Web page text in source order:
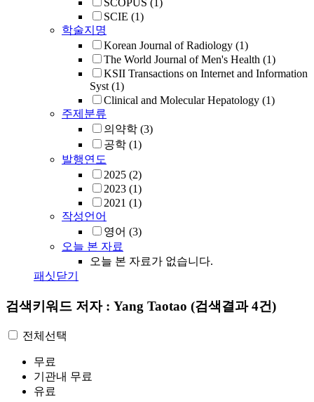
SCOPUS (1)
SCIE (1)
학술지명
Korean Journal of Radiology (1)
The World Journal of Men's Health (1)
KSII Transactions on Internet and Information
Syst (1)
Clinical and Molecular Hepatology (1)
주제분류
의약학 (3)
공학 (1)
발행연도
2025 (2)
2023 (1)
2021 (1)
작성언어
영어 (3)
오늘 본 자료
오늘 본 자료가 없습니다.
패싯닫기
검색키워드 저자 : Yang Taotao (검색결과 4건)
전체선택
무료
기관내 무료
유료